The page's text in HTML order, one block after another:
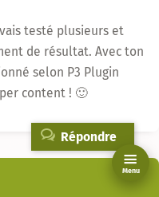
testé plusieurs et
de résultat. Avec ton
selon P3 Plugin
content ! 🙂
Répondre
Menu